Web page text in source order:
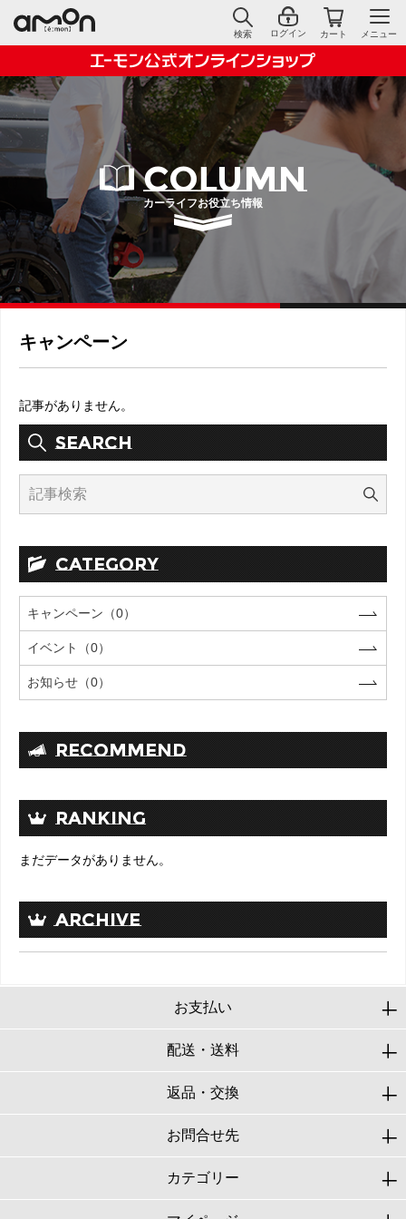
検索 ログイン カート メニュー
COLUMN
カーライフお役立ち情報
キャンペーン
記事がありません。
SEARCH
CATEGORY
キャンペーン（0）
イベント（0）
お知らせ（0）
RECOMMEND
RANKING
まだデータがありません。
ARCHIVE
お支払い
配送・送料
返品・交換
お問合せ先
カテゴリー